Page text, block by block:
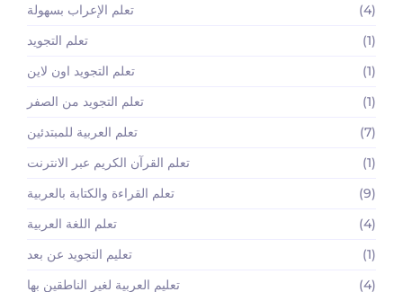
تعلم الإعراب بسهولة
(4)
تعلم التجويد
(1)
تعلم التجويد اون لاين
(1)
تعلم التجويد من الصفر
(1)
تعلم العربية للمبتدئين
(7)
تعلم القرآن الكريم عبر الانترنت
(1)
تعلم القراءة والكتابة بالعربية
(9)
تعلم اللغة العربية
(4)
تعليم التجويد عن بعد
(1)
تعليم العربية لغير الناطقين بها
(4)